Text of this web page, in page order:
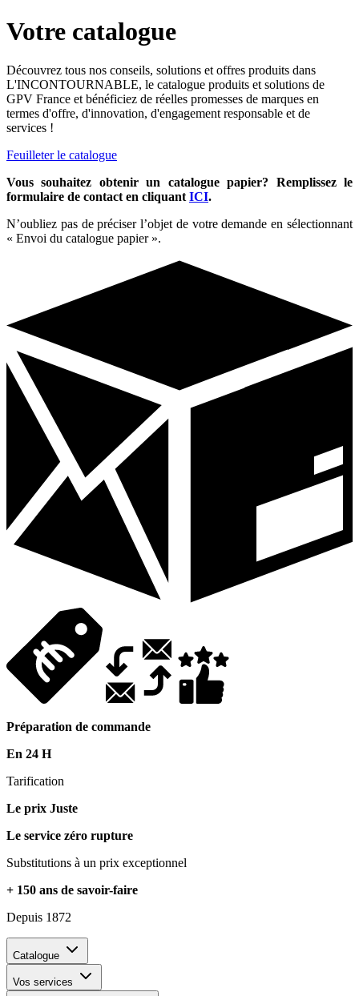
Votre catalogue
Découvrez tous nos conseils, solutions et offres produits dans
L'INCONTOURNABLE, le catalogue produits et solutions de
GPV France et bénéficiez de réelles promesses de marques en
termes d'offre, d'innovation, d'engagement responsable et de
services !
Feuilleter le catalogue
Vous souhaitez obtenir un catalogue papier? Remplissez le
formulaire de contact en cliquant ICI.
N’oubliez pas de préciser l’objet de votre demande en sélectionnant
« Envoi du catalogue papier ».
Préparation de commande
En 24 H
Tarification
Le prix Juste
Le service zéro rupture
Substitutions à un prix exceptionnel
+ 150 ans de savoir-faire
Depuis 1872
Catalogue
Vos services